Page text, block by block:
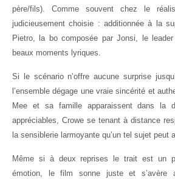
père/fils). Comme souvent chez le
judicieusement choisie : additionnée à la
Pietro, la bo composée par Jonsi, le
beaux moments lyriques.
Si le scénario n’offre aucune surprise
l’ensemble dégage une vraie sincérité et
Mee et sa famille apparaissent dans la
appréciables, Crowe se tenant à distance
la sensiblerie larmoyante qu’un tel sujet peut
Même si à deux reprises le trait est un
émotion, le film sonne juste et s’avère